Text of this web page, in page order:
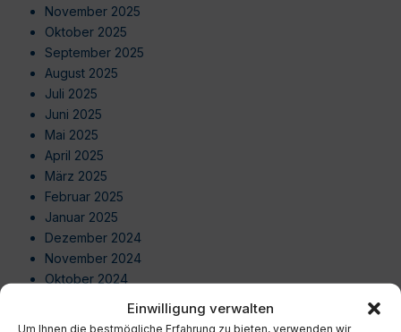
Einwilligung verwalten
Um Ihnen die bestmögliche Erfahrung zu bieten, verwenden wir
November 2025
Oktober 2025
September 2025
August 2025
Juli 2025
Juni 2025
Mai 2025
April 2025
März 2025
Februar 2025
Januar 2025
Dezember 2024
November 2024
Oktober 2024